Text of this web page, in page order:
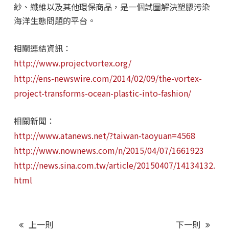
紗、纖維以及其他環保商品，是一個試圖解決塑膠污染
海洋生態問題的平台。
相關連結資訊：
http://www.projectvortex.org/
http://ens-newswire.com/2014/02/09/the-vortex-
project-transforms-ocean-plastic-into-fashion/
相關新聞：
http://www.atanews.net/?taiwan-taoyuan=4568
http://www.nownews.com/n/2015/04/07/1661923
http://news.sina.com.tw/article/20150407/14134132.
html
上一則 下一則